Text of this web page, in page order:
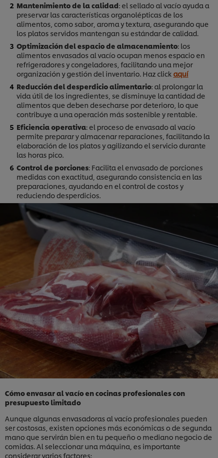
Mantenimiento de la calidad: el sellado al vacío ayuda a
preservar las características organolépticas de los
alimentos, como sabor, aroma y textura, asegurando que
los platos servidos mantengan su estándar de calidad.
Optimización del espacio de almacenamiento: los
alimentos envasados al vacío ocupan menos espacio en
refrigeradores y congeladores, facilitando una mejor
organización y gestión del inventario. Haz click aquí
Reducción del desperdicio alimentario: al prolongar la
vida útil de los ingredientes, se disminuye la cantidad de
alimentos que deben desecharse por deterioro, lo que
contribuye a una operación más sostenible y rentable.
Eficiencia operativa: el proceso de envasado al vacío
permite preparar y almacenar reparaciones, facilitando la
elaboración de los platos y agilizando el servicio durante
las horas pico.
Control de porciones: Facilita el envasado de porciones
medidas con exactitud, asegurando consistencia en las
preparaciones, ayudando en el control de costos y
reduciendo desperdicios.
Cómo envasar al vacío en cocinas profesionales con
presupuesto limitado
Aunque algunas envasadoras al vacío profesionales pueden
ser costosas, existen opciones más económicas o de segunda
mano que servirán bien en tu pequeño o mediano negocio de
comidas. Al seleccionar una máquina, es importante
considerar varios factores: